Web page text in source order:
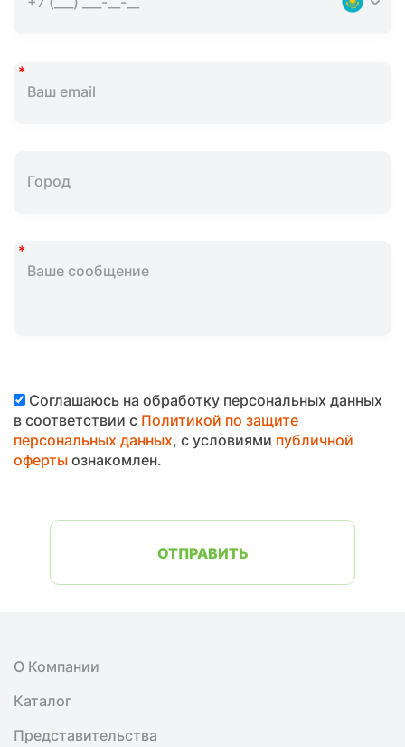
Соглашаюсь на обработку персональных данных
в соответствии с Политикой по защите
персональных данных, с условиями публичной
офертыознакомлен.
ОТПРАВИТЬ
О Компании
Каталог
Представительства